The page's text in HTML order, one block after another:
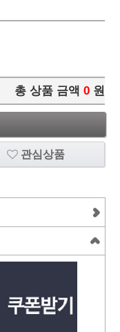
총 상품 금액 0 원
관심상품